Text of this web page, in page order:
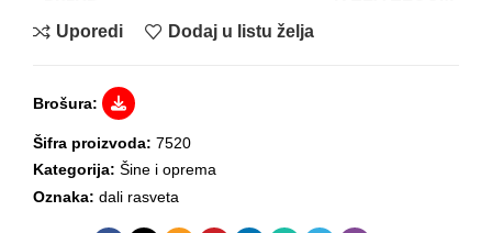
Uporedi
Dodaj u listu želja
Brošura:
Šifra proizvoda: 7520
Kategorija: Šine i oprema
Oznaka: dali rasveta